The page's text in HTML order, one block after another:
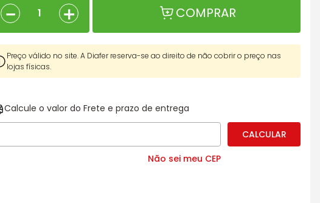
＋
－ COMPRAR
Preço válido no site. A Diafer reserva-se ao direito de não cobrir o preço nas
lojas físicas.
Calcule o valor do Frete e prazo de entrega
Não sei meu CEP